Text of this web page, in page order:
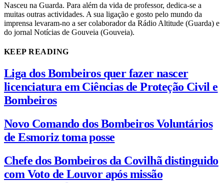
Nasceu na Guarda. Para além da vida de professor, dedica-se a
muitas outras actividades. A sua ligação e gosto pelo mundo da
imprensa levaram-no a ser colaborador da Rádio Altitude (Guarda) e
do jornal Notícias de Gouveia (Gouveia).
KEEP READING
Liga dos Bombeiros quer fazer nascer
licenciatura em Ciências de Proteção Civil e
Bombeiros
Novo Comando dos Bombeiros Voluntários
de Esmoriz toma posse
Chefe dos Bombeiros da Covilhã distinguido
com Voto de Louvor após missão